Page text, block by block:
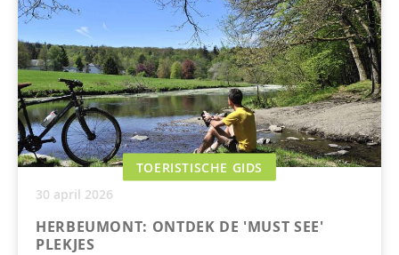
TOERISTISCHE GIDS
30 april 2026
HERBEUMONT: ONTDEK DE 'MUST SEE'
PLEKJES